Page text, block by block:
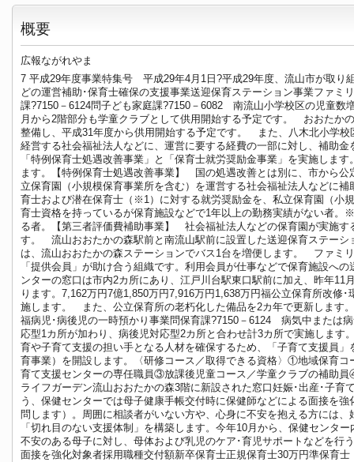
概要
広報ながれやま
7 平成29年度事業特集号 平成29年4月1日?平成29年度、流山市が取り
どの運営補助･保育士確保の支援事業送迎保育ステーション事業ファミ
課?7150－6124問子ども家庭課?7150－6082 南流山小学校区の児童数
月から2階部分も学童クラブとして供用開始する予定です。 おおたか
整備し、平成31年度から供用開始する予定です。 また、八木北小学
経営する社会福祉法人などに、運営に要する経費の一部に対し、補助
「特例保育士処遇改善事業」と「保育士就労奨励金事業」を実施しま
ます。【特例保育士処遇改善事業】 国の処遇改善とは別に、市から
立保育園（小規模保育事業所を含む）を運営する社会福祉法人などに
育士および潜在保育士（※1）に対する就労奨励金を、私立保育園（小
育士資格を持っているが保育施設などで1年以上の勤務実績がない者
る者。【第三者評価費補助事業】 社会福祉法人などの保育園が実施
す。 流山おおたかの森駅前と南流山駅前に設置した送迎保育ステー
は、流山おおたかの森ステーションでバス1台を増便します。 ファミ
「提供会員」が助け合う組織です。利用会員が仕事などで保育施設
ンターの窓口は市内2カ所にあり、江戸川台駅東口駅前に加え、昨年
ります。7,162万円7億1,850万円7,916万円1,638万円福公立保育所改
施します。 また、公立保育所の老朽化した備品を2カ年で更新します
福病児･病後児の一時預かり事業問保育課?7150－6124 病気中または
応型1カ所が加わり、病後児対応型2カ所と合わせ計3カ所で実施しま
育や子育て支援の担い手となる人材を確保するため、「子育て支援員
育事業）を開設します。〈研修コース／取得できる資格〉①地域保育
育て支援センターの専任職員③放課後児童コース／学童クラブの補助
ライフガーデン流山おおたかの森3階に新設された窓口妊娠･出産･子
う、保健センターでは母子健康手帳交付時に保健師などによる面接を
問します）。周囲に相談者がいない方や、心身に不安を抱える方には
「切れ目のない支援体制」を構築します。今年10月から、保健セン
不安のある母子に対し、母体および乳児のケア･育児サポートなどを
面接を強化対象者採用職種交付額新卒保育士正規保育士30万円準保育